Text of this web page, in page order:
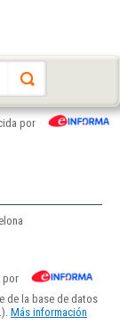
por
por
de la base de datos
Más información